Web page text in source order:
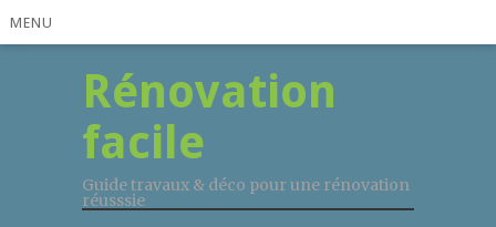
MENU
Rénovation
facile
Guide travaux & déco pour une rénovation
réusssie